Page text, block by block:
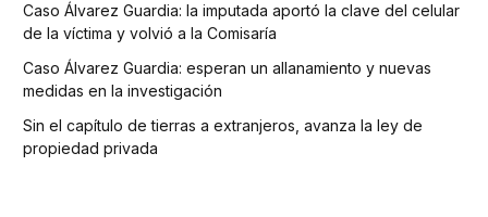
Caso Álvarez Guardia: la imputada aportó la clave del celular
de la víctima y volvió a la Comisaría
Caso Álvarez Guardia: esperan un allanamiento y nuevas
medidas en la investigación
Sin el capítulo de tierras a extranjeros, avanza la ley de
propiedad privada